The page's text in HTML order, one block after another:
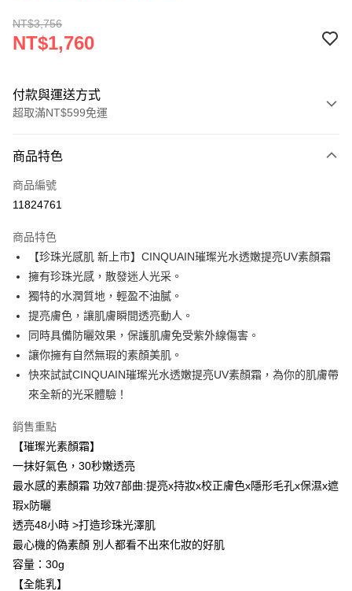
NT$3,756
NT$1,760
付款與運送方式
超取滿NT$599免運
信用卡一次付款
超商取貨付款
Apple Pay
街口支付
悠遊付
ATM付款
運送方式
每筆NT$85，滿NT$599(含以上)免運費
付款後全家取貨
7-11取貨付款
每筆NT$85，滿NT$799(含以上)免運費
每筆NT$85，滿NT$599(含以上)免運費
商品特色
商品編號
11824761
商品特色
【珍珠光感肌 新上市】CINQUAIN璀璨光水透嫩提亮UV素顏霜
擁有珍珠光感，散發迷人光采。
獨特的水潤質地，輕盈不油膩。
提亮膚色，讓肌膚瞬間透亮動人。
同時具備防曬效果，保護肌膚免受紫外線傷害。
讓你擁有自然無瑕的素顏美肌。
快來試試CINQUAIN璀璨光水透嫩提亮UV素顏霜，為你的肌膚帶
來全新的光采體驗！
銷售重點
【璀璨光素顏霜】
一抹好氣色，30秒嫩透亮
最水感的素顏霜 功效7部曲:提亮x持妝x校正膚色x隱形毛孔x保濕x遮
瑕x防曬
透亮48小時 >打造珍珠光澤肌
最心機的偽素顏 別人都看不出來化妝的好肌
容量：30g
【全能乳】